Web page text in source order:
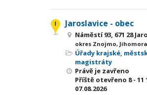
Jaroslavice - obec
Náměstí 93, 671 28
okres Znojmo,
Úřady krajské,
magistráty
Právě je zavřeno
Příště otevřeno 8 - 11
07.08.2026